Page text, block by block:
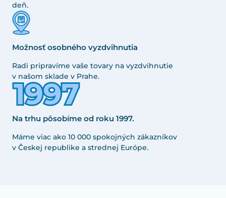
deň.
Možnosť osobného vyzdvihnutia
Radi pripravíme vaše tovary na vyzdvihnutie
v našom sklade v Prahe.
Na trhu pôsobíme od roku 1997.
Máme viac ako 10 000 spokojných zákazníkov
v Českej republike a strednej Európe.